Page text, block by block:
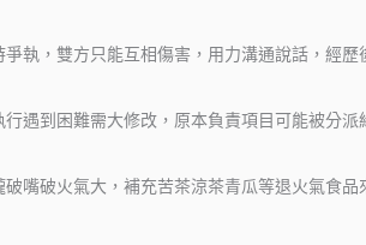
執，雙方只能互相傷害，用力溝通說話，經歷
遇到困難需大修改，原本負責項目可能被分派
嘴破火氣大，補充苦茶涼茶青瓜等退火氣食品